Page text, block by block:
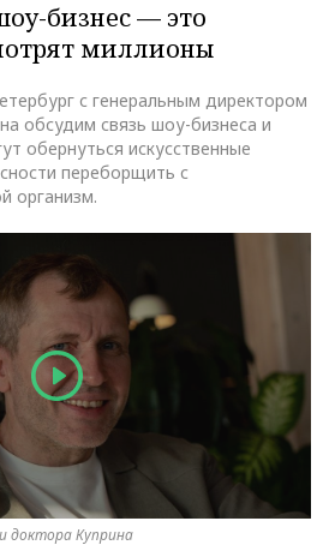
бизнес — это
миллионы
с генеральным директором
обсудим связь шоу-бизнеса и
обернуться искусственные
переборщить с
организм.
доктора Куприна